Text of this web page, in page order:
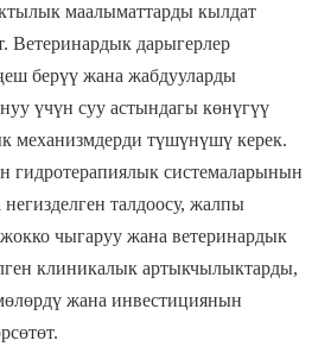
маалыматтарды кылдат
Ветеринардык дарыгерлер
берүү жана жабдууларды
үчүн суу астындагы көнүгүү
механизмдерди түшүнүшү керек.
гидротерапиялык системаларынын
талдоосу, жалпы
чыгаруу жана ветеринардык
клиникалык артыкчылыктарды,
жана инвестициянын